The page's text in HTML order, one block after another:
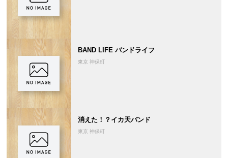
BAND LIFE バンドライフ
東京 神保町
消えた！？イカ天バンド
東京 神保町